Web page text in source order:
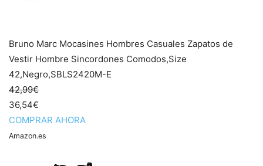
Bruno Marc Mocasines Hombres Casuales Zapatos de
Vestir Hombre Sincordones Comodos,Size
42,Negro,SBLS2420M-E
42,99€
36,54€
COMPRAR AHORA
Amazon.es